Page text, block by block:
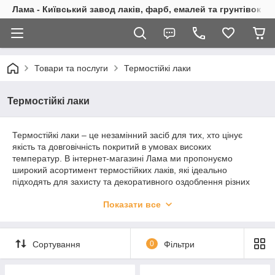
Лама - Київський завод лаків, фарб, емалей та грунтівок
Товари та послуги Термостійкі лаки
Термостійкі лаки
Термостійкі лаки – це незамінний засіб для тих, хто цінує
якість та довговічність покритий в умовах високих
температур. В інтернет-магазині Лама ми пропонуємо
широкий асортимент термостійких лаків, які ідеально
підходять для захисту та декоративного оздоблення різних
Основне призначення термостійких лаків – це створення
використовують для обробки металевих конструкцій, печей,
камінів, вихлопних систем автомобілів, а також різних
Показати все
Сортування 0 Фільтри